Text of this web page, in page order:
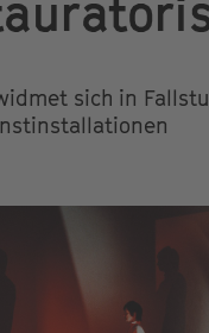
sich in